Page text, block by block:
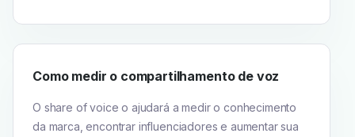
Como medir o compartilhamento de voz
O share of voice o ajudará a medir o conhecimento
da marca, encontrar influenciadores e aumentar sua